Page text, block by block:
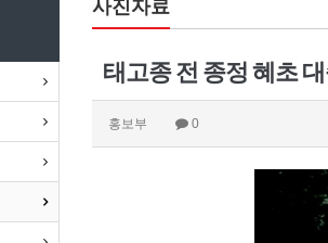
사진자료
태고종 전 종정 혜초
홍보부 0